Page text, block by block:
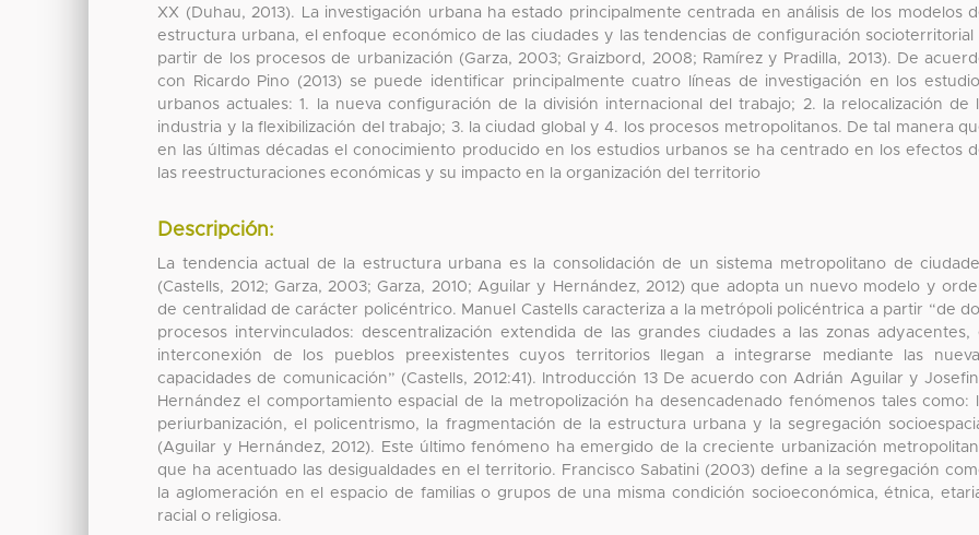
XX (Duhau, 2013). La investigación urbana ha estado principalmente centrada en análisis de los modelos
estructura urbana, el enfoque económico de las ciudades y las tendencias de configuración socioterritorial
partir de los procesos de urbanización (Garza, 2003; Graizbord, 2008; Ramírez y Pradilla, 2013). De
con Ricardo Pino (2013) se puede identificar principalmente cuatro líneas de investigación en los
urbanos actuales: 1. la nueva configuración de la división internacional del trabajo; 2. la relocalización de
industria y la flexibilización del trabajo; 3. la ciudad global y 4. los procesos metropolitanos. De tal manera
en las últimas décadas el conocimiento producido en los estudios urbanos se ha centrado en los efectos
las reestructuraciones económicas y su impacto en la organización del territorio
Descripción:
La tendencia actual de la estructura urbana es la consolidación de un sistema metropolitano de
(Castells, 2012; Garza, 2003; Garza, 2010; Aguilar y Hernández, 2012) que adopta un nuevo modelo y
de centralidad de carácter policéntrico. Manuel Castells caracteriza a la metrópoli policéntrica a partir “de
procesos intervinculados: descentralización extendida de las grandes ciudades a las zonas adyacentes,
interconexión de los pueblos preexistentes cuyos territorios llegan a integrarse mediante las
capacidades de comunicación” (Castells, 2012:41). Introducción 13 De acuerdo con Adrián Aguilar y
Hernández el comportamiento espacial de la metropolización ha desencadenado fenómenos tales como:
periurbanización, el policentrismo, la fragmentación de la estructura urbana y la segregación
(Aguilar y Hernández, 2012). Este último fenómeno ha emergido de la creciente urbanización
que ha acentuado las desigualdades en el territorio. Francisco Sabatini (2003) define a la segregación
la aglomeración en el espacio de familias o grupos de una misma condición socioeconómica, étnica,
racial o religiosa.